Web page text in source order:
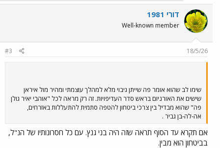
דורי 1981
Well-known member
18/5/26
#3
שימו לב שהוא אומר פה שייתן גיבוי מלא למהלך עוצמתי ומהיר מול איראן
שישים את האורניום בראש סדר העדיפויות. זה רק מראה לכל "אוהבי יאיר גולן
פה" שהוא מבדיל בין צרכי ביטחון להטפה סתמית להתעללות באזרחים,
אה-לה-בן גביר .
אם תקרא עד הסוף תראה שזה היה בני גנץ. עם כל חסרונותיו של הנ"ל,
בביטחון הוא מבין.